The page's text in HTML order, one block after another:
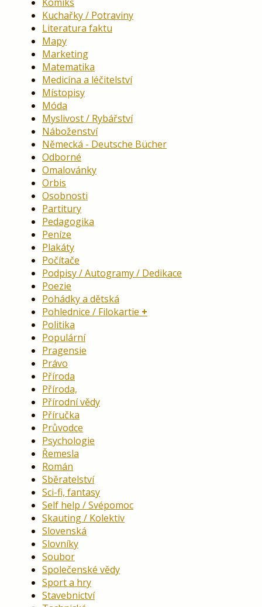
Kuchařky / Potraviny
Literatura faktu
Mapy
Marketing
Matematika
Medicína a léčitelství
Místopisy
Móda
Myslivost / Rybářství
Náboženství
Německá - Deutsche Bücher
Odborné
Omalovánky
Orbis
Osobnosti
Partitury
Pedagogika
Peníze
Plakáty
Počítače
Podpisy / Autogramy / Dedikace
Poezie
Pohádky a dětská
Pohlednice / Filokartie
Politika
Populární
Pragensie
Právo
Příroda
Příroda,
Přírodní vědy
Příručka
Průvodce
Psychologie
Řemesla
Román
Sběratelství
Sci-fi, fantasy
Self help / Svépomoc
Skauting / Kolektiv
Slovenská
Slovníky
Soubor
Společenské vědy
Sport a hry
Stavebnictví